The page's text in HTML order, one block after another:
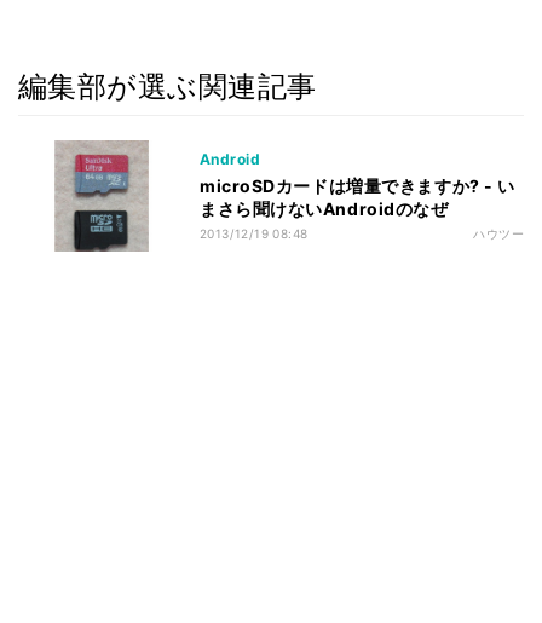
編集部が選ぶ関連記事
Android
microSDカードは増量できますか? - い
まさら聞けないAndroidのなぜ
2013/12/19 08:48 ハウツー